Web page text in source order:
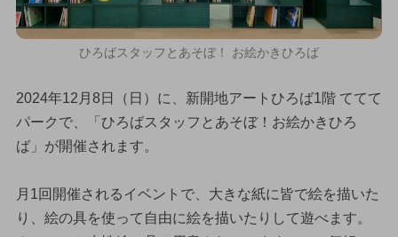
ひろばスタッフとあそぼ！ お絵かきひろば
2024年12月8日（日）に、新開地アートひろば1階 ててて
パークで、「ひろばスタッフとあそぼ！お絵かきひろ
ば」が開催されます。
月1回開催されるイベントで、大きな紙に皆で絵を描いた
り、絵の具を使って自由に絵を描いたりして遊べます。